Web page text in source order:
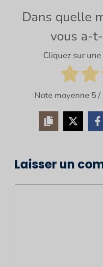
Dans quelle
vous a-
Cliquez sur
Note moyenne 5/
Laisser un